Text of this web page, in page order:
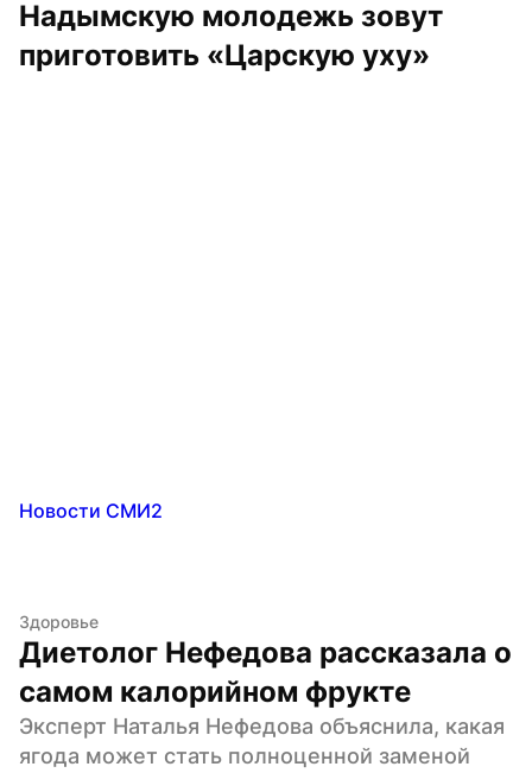
Надымскую молодежь зовут
приготовить «Царскую уху»
Новости СМИ2
Здоровье
Диетолог Нефедова рассказала о
самом калорийном фрукте
Эксперт Наталья Нефедова объяснила, какая
ягода может стать полноценной заменой